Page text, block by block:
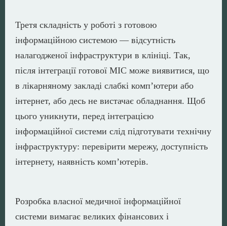
Третя складність у роботі з готовою
інформаційною системою — відсутність
налагодженої інфраструктури в клініці. Так,
після інтеграції готової МІС може виявитися, що
в лікарняному закладі слабкі комп’ютери або
інтернет, або десь не вистачає обладнання. Щоб
цього уникнути, перед інтеграцією
інформаційної системи слід підготувати технічну
інфраструктуру: перевірити мережу, доступність
інтернету, наявність комп’ютерів.
Розробка власної медичної інформаційної
системи вимагає великих фінансових і